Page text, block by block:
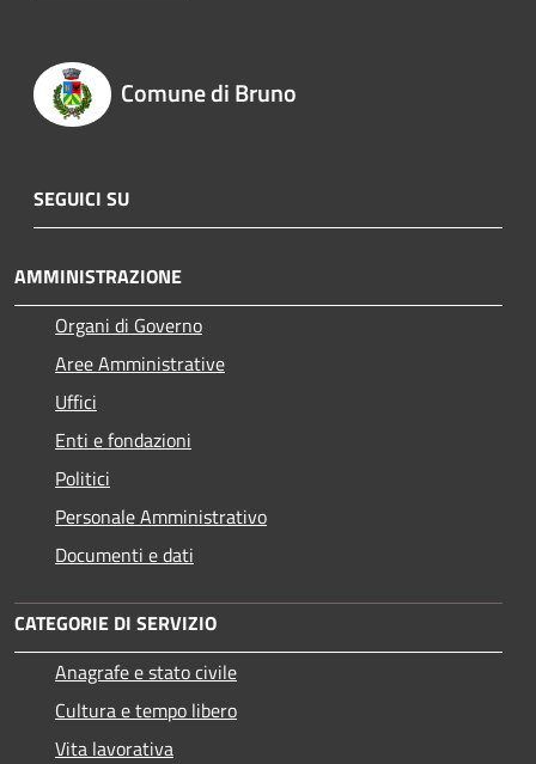
Comune di Bruno
SEGUICI SU
AMMINISTRAZIONE
Organi di Governo
Aree Amministrative
Uffici
Enti e fondazioni
Politici
Personale Amministrativo
Documenti e dati
CATEGORIE DI SERVIZIO
Anagrafe e stato civile
Cultura e tempo libero
Vita lavorativa